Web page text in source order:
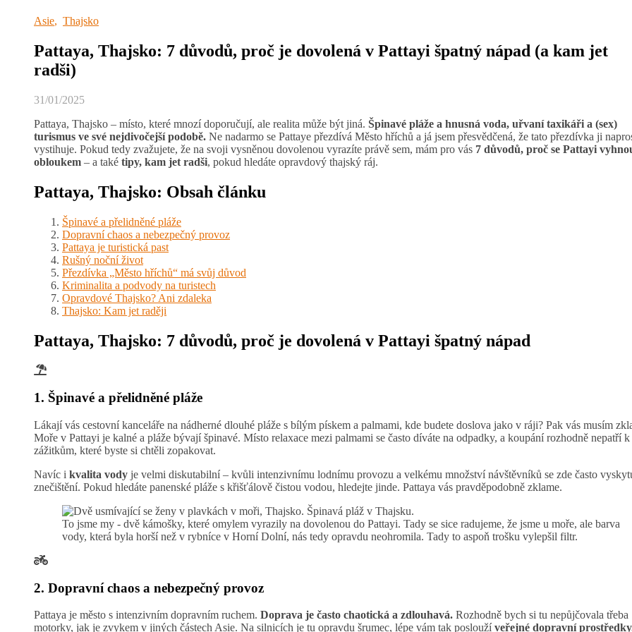
Asie, Thajsko
Pattaya, Thajsko: 7 důvodů, proč je dovolená v Pattayi špatný nápad (a kam jet
radši)
31/01/2025
Pattaya, Thajsko – místo, které mnozí doporučují, ale realita může být jiná. Špinavé pláže a hnusná voda, uřvaní taxikáři a (sex)
turismus ve své nejdivočejší podobě. Ne nadarmo se Pattaye přezdívá Město hříchů a já jsem přesvědčená, že tato přezdívka ji
vystihuje. Pokud tedy zvažujete, že na svoji vysněnou dovolenou vyrazíte právě sem, mám pro vás 7 důvodů, proč se Pattayi
obloukem – a také tipy, kam jet radši, pokud hledáte opravdový thajský ráj.
Pattaya, Thajsko: Obsah článku
Špinavé a přelidněné pláže
Dopravní chaos a nebezpečný provoz
Pattaya je turistická past
Rušný noční život
Přezdívka „Město hříchů“ má svůj důvod
Kriminalita a podvody na turistech
Opravdové Thajsko? Ani zdaleka
Thajsko: Kam jet raději
Pattaya, Thajsko: 7 důvodů, proč je dovolená v Pattayi špatný nápad
1. Špinavé a přelidněné pláže
Lákají vás cestovní kanceláře na nádherné dlouhé pláže s bílým pískem a palmami, kde budete doslova jako v ráji? Pak vás musím
Moře v Pattayi je kalné a pláže bývají špinavé. Místo relaxace mezi palmami se často díváte na odpadky, a koupání rozhodně nepatří k
zážitkům, které byste si chtěli zopakovat.
Navíc i kvalita vody je velmi diskutabilní – kvůli intenzivnímu lodnímu provozu a velkému množství návštěvníků se zde často
znečištění. Pokud hledáte panenské pláže s křišťálově čistou vodou, hledejte jinde. Pattaya vás pravděpodobně zklame.
To jsme my - dvě kámošky, které omylem vyrazily na dovolenou do Pattayi. Tady se sice radujeme, že jsme u moře, ale barva
vody, která byla horší než v rybníce v Horní Dolní, nás tedy opravdu neohromila. Tady to aspoň trošku vylepšil filtr.
2. Dopravní chaos a nebezpečný provoz
Pattaya je město s intenzivním dopravním ruchem. Doprava je často chaotická a zdlouhavá. Rozhodně bych si tu nepůjčovala třeba
motorky, jak je zvykem v jiných částech Asie. Na silnicích je tu opravdu šrumec, lépe vám tak posloužíveřejné dopravní